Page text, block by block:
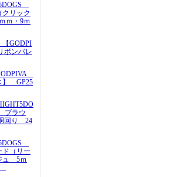
リック
ｍ・9ｍ
GODPI
ボンバレ
】 GP25
ブラウ
回り 24
ド（リー
ュ 5ｍ